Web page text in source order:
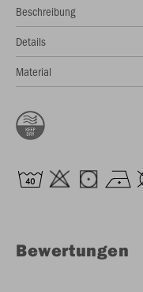
Beschreibung
Details
Material
Bewertungen